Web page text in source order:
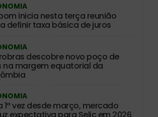
inicia nesta terça reunião
definir taxa básica de juros
descobre novo poço de
na margem equatorial da
1ª vez desde março, mercado